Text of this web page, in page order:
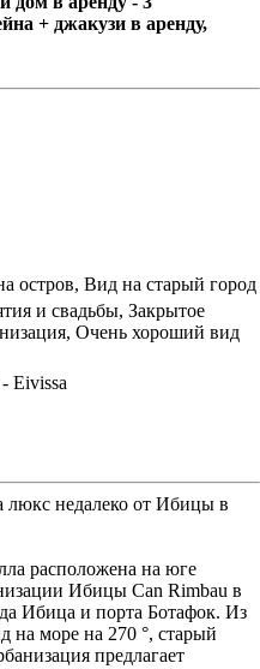
+ джакузи в аренду,
остров, Вид на старый город
и свадьбы, Закрытое
Очень хороший вид
Eivissa
люкс недалеко от Ибицы в
расположена на юге
Ибицы Can Rimbau в
Ибица и порта Ботафок. Из
на море на 270 °, старый
предлагает